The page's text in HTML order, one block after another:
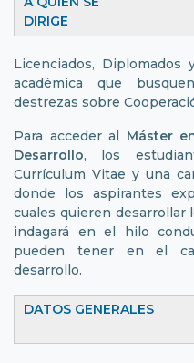
Licenciados,
académica que
destrezas sobre
Para acceder al Máster
Desarrollo, los
Currículum Vitae y una
donde los aspirantes
cuales quieren desarrollar
indagará en el hilo
pueden tener en el
desarrollo.
DATOS